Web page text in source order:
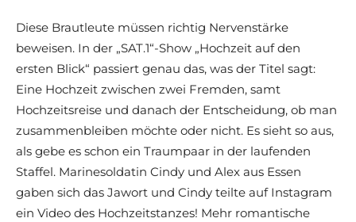
Diese Brautleute müssen richtig Nervenstärke
beweisen. In der „SAT.1“-Show „Hochzeit auf den
ersten Blick“ passiert genau das, was der Titel sagt:
Eine Hochzeit zwischen zwei Fremden, samt
Hochzeitsreise und danach der Entscheidung, ob man
zusammenbleiben möchte oder nicht. Es sieht so aus,
als gebe es schon ein Traumpaar in der laufenden
Staffel. Marinesoldatin Cindy und Alex aus Essen
gaben sich das Jawort und Cindy teilte auf Instagram
ein Video des Hochzeitstanzes! Mehr romantische